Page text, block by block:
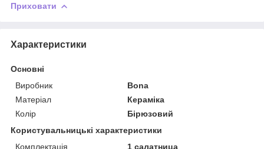
Приховати
Характеристики
Основні
Виробник
Bona
Матеріал
Кераміка
Колір
Бірюзовий
Користувальницькі характеристики
Комплектація
1 салатница